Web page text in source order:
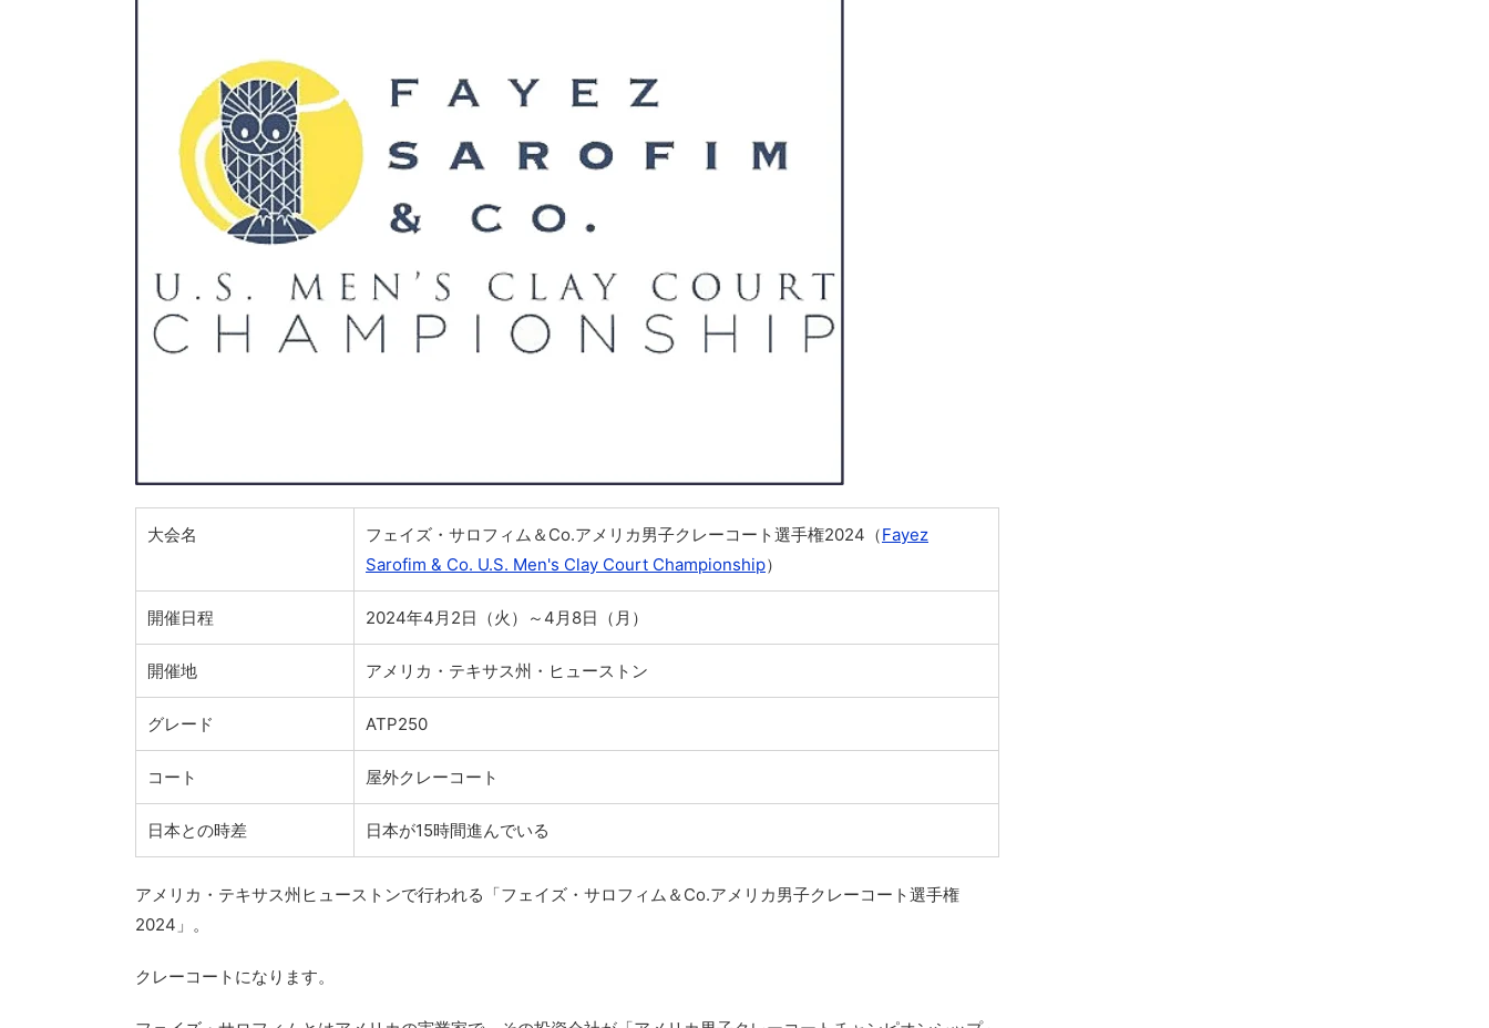
大会名 フェイズ・サロフィム＆Co.アメリカ男子クレーコート選手権2024（Fayez
Sarofim & Co. U.S. Men's Clay Court Championship）
開催日程 2024年4月2日（火）～4月8日（月）
開催地 アメリカ・テキサス州・ヒューストン
グレード ATP250
コート 屋外クレーコート
日本との時差 日本が15時間進んでいる
アメリカ・テキサス州ヒューストンで行われる「フェイズ・サロフィム＆Co.アメリカ男子クレーコート選手権
2024」。
クレーコートになります。